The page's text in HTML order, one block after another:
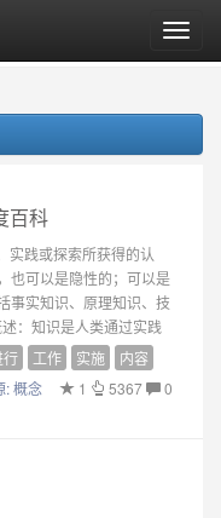
T
o
g
e
百科
实践或探索所获得的认
也可以是隐性的；可以是
事实知识、原理知识、技
：知识是人类通过实践
行 工作 实施
内容
:概念 1 5367 0